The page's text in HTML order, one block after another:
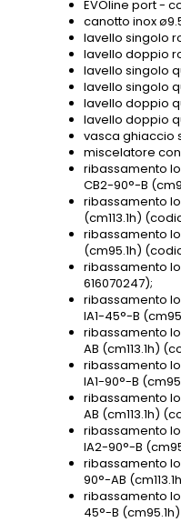
EVOline port -
canotto inox
lavello singolo
lavello doppio
lavello singolo
lavello singolo
lavello doppio
lavello doppio
vasca ghiaccio
miscelatore
ribassamento
CB2-90°-B
ribassamento
(cm113.1h)
ribassamento
(cm95.1h)
ribassamento
616070247);
ribassamento
IA1-45°-B
ribassamento
AB (cm113.1h)
ribassamento
IA1-90°-B
ribassamento
AB (cm113.1h)
ribassamento
IA2-90°-B
ribassamento
90°-AB
ribassamento
45°-B